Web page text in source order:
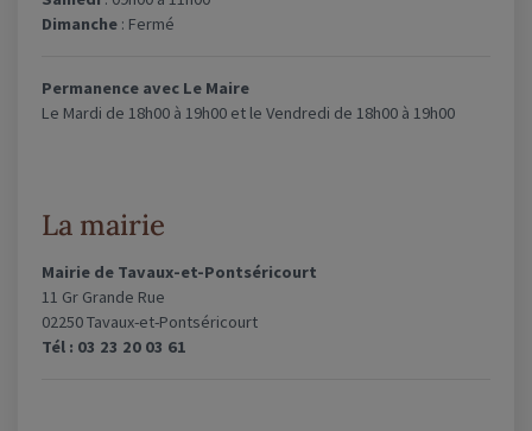
Dimanche : Fermé
Permanence avec Le Maire
Le Mardi de 18h00 à 19h00 et le Vendredi de 18h00 à 19h00
La mairie
Mairie de Tavaux-et-Pontséricourt
11 Gr Grande Rue
02250 Tavaux-et-Pontséricourt
Tél : 03 23 20 03 61